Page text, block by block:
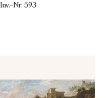
Inv.-Nr. 593